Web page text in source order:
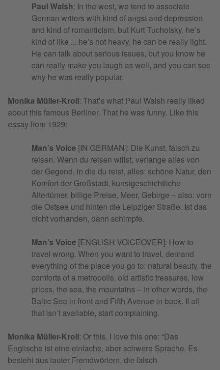
Paul Walsh: In the west, we tend to associate
German writers with kind of angst and depression
and kind of romanticism, but Kurt Tucholsky, he’s
kind of like ... he’s not heavy, he can be really light.
He can talk about serious issues, but you know he
can really make you laugh as well, and you can see
why he was really popular.
Monika Müller-Kroll: That’s what Paul Walsh really liked
about this famous Berliner. That he was funny. Like this
essay from 1929:
Man’s Voice [IN GERMAN]: Die Kunst, falsch zu
reisen. Wenn du reisen willst, verlange alles von
der Gegend, in die du reist, alles: schöne Natur, den
Komfort der Großstadt, kunstgeschichtliche
Altertümer, billige Preise, Meer, Gebirge – also: vorn
die Ostsee und hinten die Leipziger Straße. Ist das
nicht vorhanden, dann schimpfe.
Man’s Voice [ENGLISH VOICEOVER]: How to
travel wrong. When you want to travel, demand
everything of the place you go to: natural beauty, the
comforts of a metropolis, old artistic treasures, low
prices, the sea, the mountains – in other words, the
Baltic Sea in front and Fifth Avenue in back. If all
that isn’t available, start complaining.
Monika Müller-Kroll: Or this. I love this one: “Das
Englische ist eine einfache, aber schwere Sprache. Es
besteht aus lauter Fremdwörtern, die falsch